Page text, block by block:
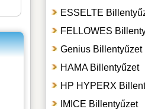
ESSELTE
FELLOWES
Genius Billentyűzet
HAMA Billentyűzet
HP HYPERX
IMICE Billentyűzet